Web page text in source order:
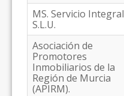
MS. Servicio Integral
S.L.U.
Asociación de
Promotores
Inmobiliarios de la
Región de Murcia
(APIRM).